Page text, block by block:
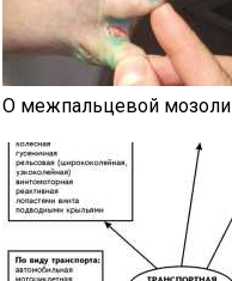
О межпальцевой мозоли